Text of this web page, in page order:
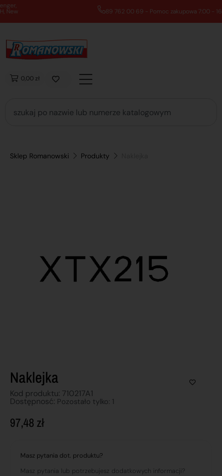
89 762 00 69 - Pomoc zakupowa 7:00 - 16:00
0,00 zł
Sklep Romanowski Produkty
Naklejka
Kod produktu: 710217A1
Dostępnosć: Pozostało tylko: 1
97,48 zł
Masz pytania dot. produktu?
Masz pytania lub potrzebujesz dodatkowych informacji?